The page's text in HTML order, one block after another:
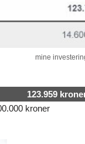
mine
123.959
kroner